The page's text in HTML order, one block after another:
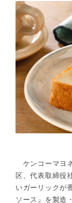
ケンコーマヨ
区、代表取締役
いガーリックが
ソース』を製造